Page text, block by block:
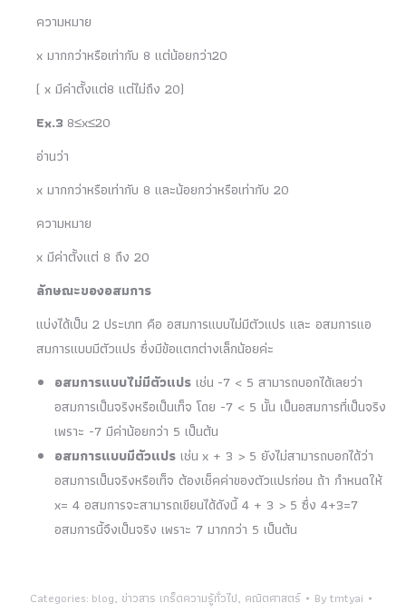
ความหมาย
x มากกว่าหรือเท่ากับ 8 แต่น้อยกว่า20
( x มีค่าตั้งแต่8 แต่ไม่ถึง 20)
Ex.3 8≤x≤20
อ่านว่า
x มากกว่าหรือเท่ากับ 8 และน้อยกว่าหรือเท่ากับ 20
ความหมาย
x มีค่าตั้งแต่ 8 ถึง 20
ลักษณะของอสมการ
แบ่งได้เป็น 2 ประเภท คือ อสมการแบบไม่มีตัวแปร และ อสมการแอ
สมการแบบมีตัวแปร ซึ่งมีข้อแตกต่างเล็กน้อยค่ะ
อสมการแบบไม่มีตัวแปร เช่น -7 < 5 สามารถบอกได้เลยว่า
อสมการเป็นจริงหรือเป็นเท็จ โดย -7 < 5 นั้น เป็นอสมการที่เป็นจริง
เพราะ -7 มีค่าน้อยกว่า 5 เป็นต้น
อสมการแบบมีตัวแปร เช่น x + 3 > 5 ยังไม่สามารถบอกได้ว่า
อสมการเป็นจริงหรือเท็จ ต้องเช็คค่าของตัวแปรก่อน ถ้า กำหนดให้
x= 4 อสมการจะสามารถเขียนได้ดังนี้ 4 + 3 > 5 ซึ่ง 4+3=7
อสมการนี้จึงเป็นจริง เพราะ 7 มากกว่า 5 เป็นต้น
Categories: blog, ข่าวสาร เกร็ดความรู้ทั่วไป, คณิตศาสตร์ Bytmtyai